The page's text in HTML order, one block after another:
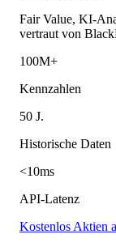
Fair Value, KI-
vertraut von
100M+
Kennzahlen
50 J.
Historische Daten
<10ms
API-Latenz
Kostenlos Aktien